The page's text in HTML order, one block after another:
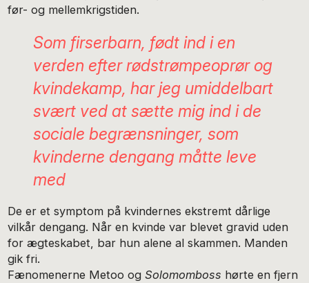
før- og mellemkrigstiden.
Som firserbarn, født ind i en
verden efter rødstrømpeoprør og
kvindekamp, har jeg umiddelbart
svært ved at sætte mig ind i de
sociale begrænsninger, som
kvinderne dengang måtte leve
med
De er et symptom på kvindernes ekstremt dårlige
vilkår dengang. Når en kvinde var blevet gravid uden
for ægteskabet, bar hun alene al skammen. Manden
gik fri.
Fænomenerne Metoo ogSolomomboss hørte en fjern